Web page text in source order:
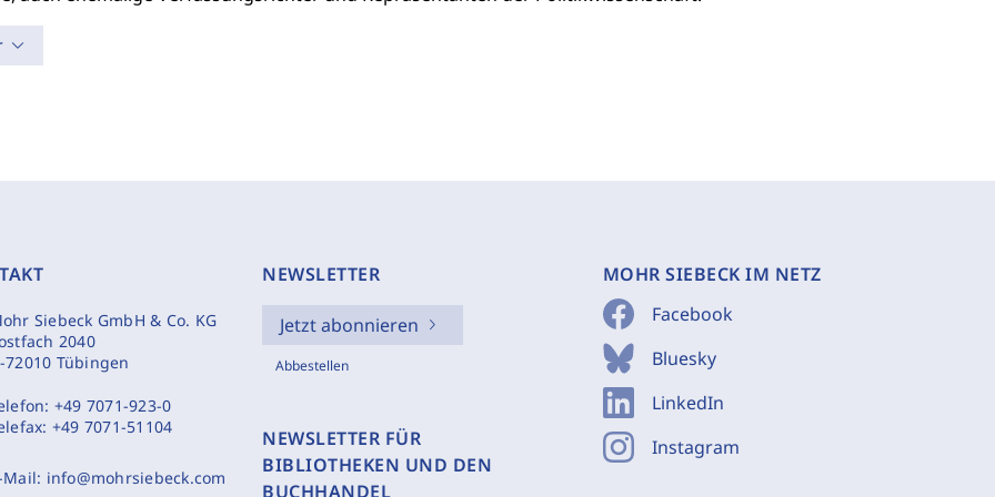
Siebeck GmbH & Co. KG
2040
72010 Tübingen
+49 7071-923-0
+49 7071-51104
Mail: info@mohrsiebeck.com
NEWSLETTER
Jetzt abonnieren
Abbestellen
NEWSLETTER FÜR
BIBLIOTHEKEN UND DEN
BUCHHANDEL
MOHR SIEBECK IM NETZ
Facebook
Bluesky
LinkedIn
Instagram